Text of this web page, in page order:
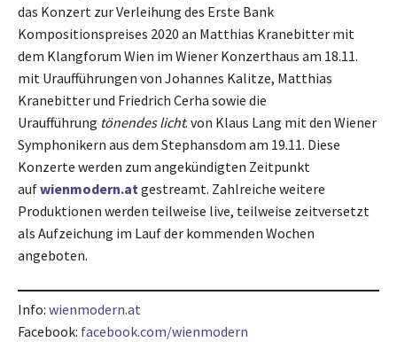
das Konzert zur Verleihung des Erste Bank
Kompositionspreises 2020 an Matthias Kranebitter mit
dem Klangforum Wien im Wiener Konzerthaus am 18.11.
mit Uraufführungen von Johannes Kalitze, Matthias
Kranebitter und Friedrich Cerha sowie die
Uraufführung tönendes licht. von Klaus Lang mit den Wiener
Symphonikern aus dem Stephansdom am 19.11. Diese
Konzerte werden zum angekündigten Zeitpunkt
aufwienmodern.atgestreamt. Zahlreiche weitere
Produktionen werden teilweise live, teilweise zeitversetzt
als Aufzeichung im Lauf der kommenden Wochen
angeboten.
Info: wienmodern.at
Facebook: facebook.com/wienmodern